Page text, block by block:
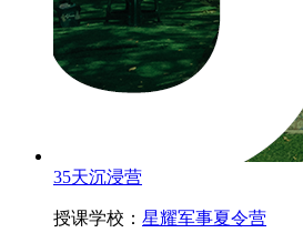
35天沉浸营
授课学校： 星耀军事夏令营